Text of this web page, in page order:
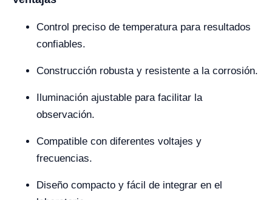
Control preciso de temperatura para resultados
confiables.
Construcción robusta y resistente a la corrosión.
Iluminación ajustable para facilitar la
observación.
Compatible con diferentes voltajes y
frecuencias.
Diseño compacto y fácil de integrar en el